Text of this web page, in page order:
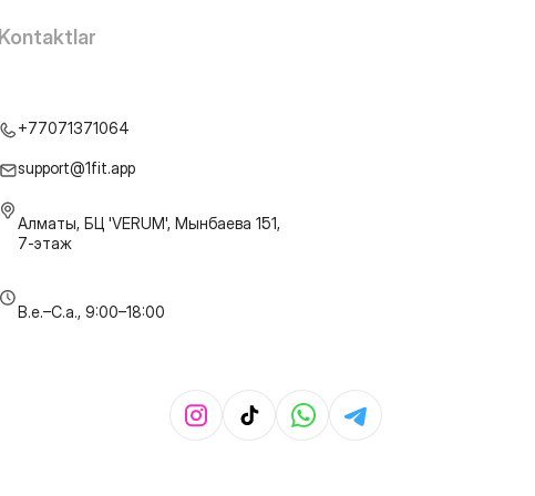
Kontaktlar
+77071371064
support@1fit.app
Алматы, БЦ 'VERUM', Мынбаева 151,
7-этаж
B.e.–C.a., 9:00–18:00